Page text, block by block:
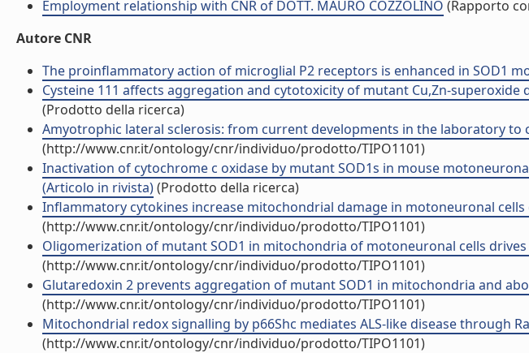
Employment relationship with CNR of DOTT. MAURO COZZOLINO (Rapporto
Autore CNR
The proinflammatory action of microglial P2 receptors is enhanced in SOD1
Cysteine 111 affects aggregation and cytotoxicity of mutant Cu,Zn-
(Prodotto della ricerca)
Amyotrophic lateral sclerosis: from current developments in the laboratory to
(http://www.cnr.it/ontology/cnr/individuo/prodotto/TIPO1101)
Inactivation of cytochrome c oxidase by mutant SOD1s in mouse
(Articolo in rivista)(Prodotto della ricerca)
Inflammatory cytokines increase mitochondrial damage in motoneuronal
(http://www.cnr.it/ontology/cnr/individuo/prodotto/TIPO1101)
Oligomerization of mutant SOD1 in mitochondria of motoneuronal cells
(http://www.cnr.it/ontology/cnr/individuo/prodotto/TIPO1101)
Glutaredoxin 2 prevents aggregation of mutant SOD1 in mitochondria and
(http://www.cnr.it/ontology/cnr/individuo/prodotto/TIPO1101)
Mitochondrial redox signalling by p66Shc mediates ALS-like disease through
(http://www.cnr.it/ontology/cnr/individuo/prodotto/TIPO1101)